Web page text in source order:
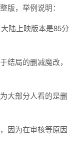
版，举例说明：
陆上映版本是85分
结局的删减魔改，
大部分人看的是删
因为在审核等原因